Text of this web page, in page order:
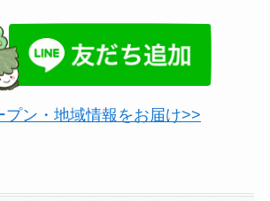
プン・地域情報をお届け>>